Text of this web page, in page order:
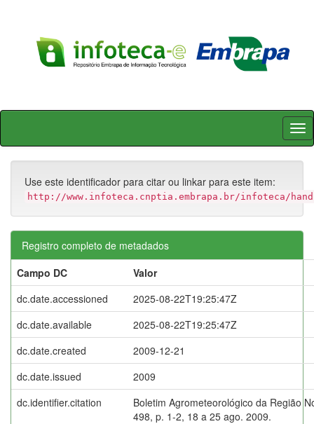
Skip
Use este identificador para citar ou linkar para este item:
http://www.infoteca.cnptia.embrapa.br/infoteca/
Registro completo de metadados
Campo DC
Valor
dc.date.accessioned
2025-08-22T19:25:47Z
dc.date.available
2025-08-22T19:25:47Z
dc.date.created
2009-12-21
dc.date.issued
2009
dc.identifier.citation
Boletim Agrometeorológico da Região
498, p. 1-2, 18 a 25 ago. 2009.